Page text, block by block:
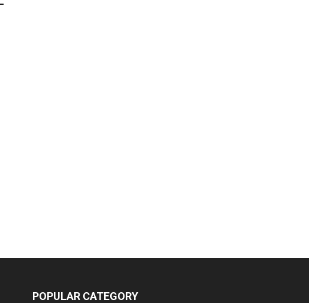
POPULAR CATEGORY